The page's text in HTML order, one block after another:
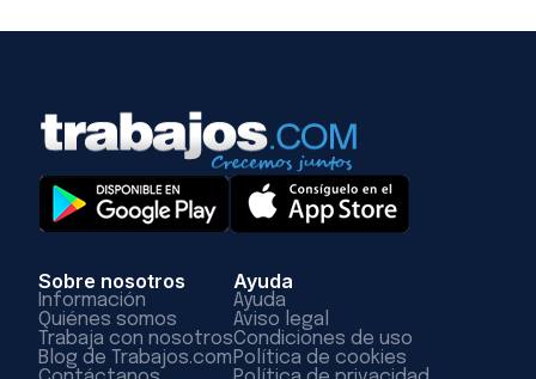
Sobre nosotros
Información
Quiénes somos
Trabaja con nosotros
Blog de Trabajos.com
Ayuda
Ayuda
Aviso legal
Condiciones de uso
Política de cookies